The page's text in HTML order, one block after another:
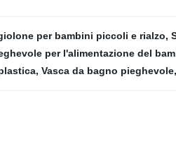
per bambini piccoli e rialzo,
per l'alimentazione del
, Vasca da bagno pieghevole